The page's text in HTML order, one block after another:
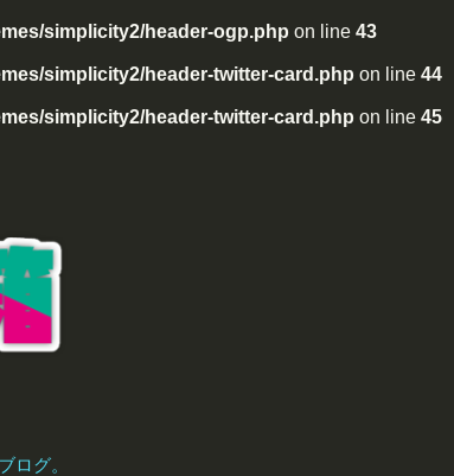
simplicity2/header-ogp.php on line 43
simplicity2/header-twitter-card.php on line 44
simplicity2/header-twitter-card.php on line 45
ログ。